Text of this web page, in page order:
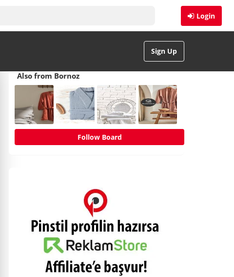
Login
Sign Up
Also from Bornoz
Follow Board